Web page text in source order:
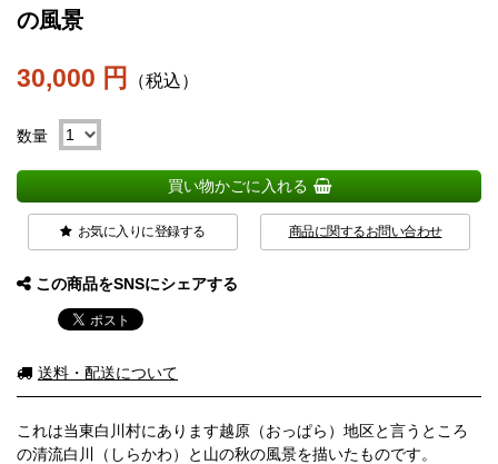
の風景
30,000 円 （税込）
数量
買い物かごに入れる
お気に入りに登録する 商品に関するお問い合わせ
この商品をSNSにシェアする
送料・配送について
これは当東白川村にあります越原（おっぱら）地区と言うところ
の清流白川（しらかわ）と山の秋の風景を描いたものです。